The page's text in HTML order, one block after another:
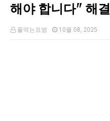
해야 합니다" 해결
풀먹는표범 10월 08, 2025